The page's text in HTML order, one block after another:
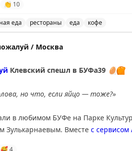
👏 10
еда рестораны еда кофе
/ Москва
Клевский спешл в БУФа39 🥚🧡
но что, если яйцо — тоже?»
в любимом БУФе на Парке
Зулькарнаевым. Вместе с сервисом
🥰4